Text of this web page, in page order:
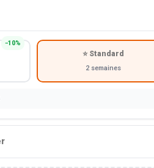
−10%
⭐ Standard
2 semaines